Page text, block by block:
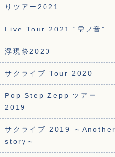
りツアー2021
Live Tour 2021 “雫ノ音”
浮現祭2020
サクライブ Tour 2020
Pop Step Zepp ツアー
2019
サクライブ 2019 ～Another
story～